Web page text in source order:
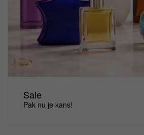
Sale
Pak nu je kans!